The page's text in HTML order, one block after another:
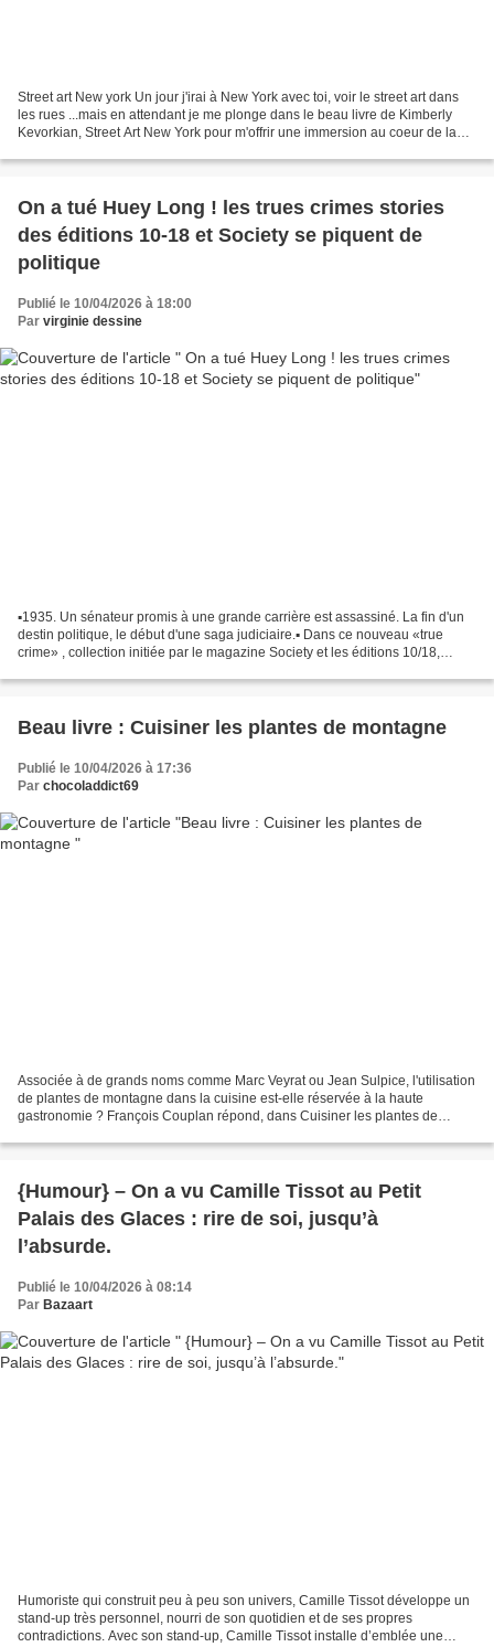
Street art New york Un jour j'irai à New York avec toi, voir le street art dans
les rues ...mais en attendant je me plonge dans le beau livre de Kimberly
Kevorkian, Street Art New York pour m'offrir une immersion au coeur de la
On a tué Huey Long ! les trues crimes stories
des éditions 10-18 et Society se piquent de
politique
Publié le 10/04/2026 à 18:00
Par virginie dessine
▪️1935. Un sénateur promis à une grande carrière est assassiné. La fin d'un
destin politique, le début d'une saga judiciaire.▪️ Dans ce nouveau «true
crime» , collection initiée par le magazine Society et les éditions 10/18,
Beau livre : Cuisiner les plantes de montagne
Publié le 10/04/2026 à 17:36
Par chocoladdict69
Associée à de grands noms comme Marc Veyrat ou Jean Sulpice, l'utilisation
de plantes de montagne dans la cuisine est-elle réservée à la haute
gastronomie ? François Couplan répond, dans Cuisiner les plantes de
{Humour} – On a vu Camille Tissot au Petit
Palais des Glaces : rire de soi, jusqu’à
l’absurde.
Publié le 10/04/2026 à 08:14
Par Bazaart
Humoriste qui construit peu à peu son univers, Camille Tissot développe un
stand-up très personnel, nourri de son quotidien et de ses propres
contradictions. Avec son stand-up, Camille Tissot installe d’emblée une